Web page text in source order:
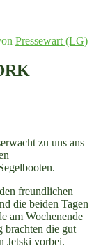
Pressewart (LG)
zu uns ans
freundlichen
die beiden Tagen
am Wochenende
brachten die gut
Jetski vorbei.